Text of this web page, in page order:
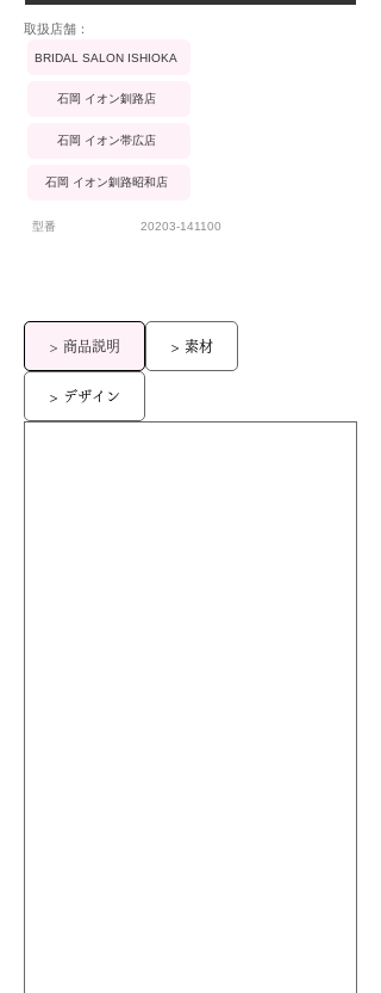
​取扱店舗：
BRIDAL SALON ISHIOKA
石岡 イオン釧路店
石岡 イオン帯広店
石岡 イオン釧路昭和店
型番 20203-141100
> 商品説明 > 素材
> デザイン